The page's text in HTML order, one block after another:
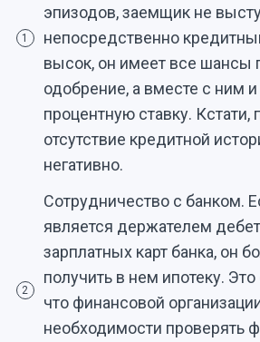
1
эпизодов, заемщик не
непосредственно
высок, он имеет все шансы
одобрение, а вместе с ним
процентную ставку. Кстати,
отсутствие кредитной
негативно.
2
Сотрудничество с банком.
является держателем
зарплатных карт банка, он
получить в нем ипотеку.
что финансовой
необходимости проверять